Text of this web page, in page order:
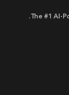
The #1 AI-